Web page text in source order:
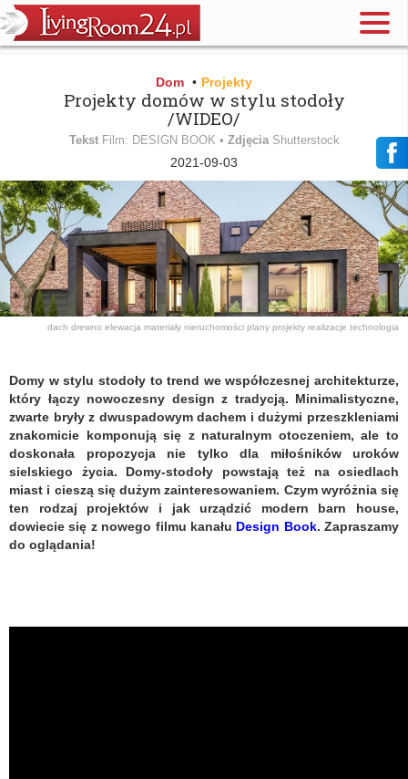
Dom • Projekty
Projekty domów w stylu stodoły
/WIDEO/
Tekst Film: DESIGN BOOK • Zdjęcia Shutterstock
2021-09-03
dach drewno elewacja materiały nieruchomości plany projekty realizacje technologia
Domy w stylu stodoły to trend we współczesnej architekturze,
który łączy nowoczesny design z tradycją. Minimalistyczne,
zwarte bryły z dwuspadowym dachem i dużymi przeszkleniami
znakomicie komponują się z naturalnym otoczeniem, ale to
doskonała propozycja nie tylko dla miłośników uroków
sielskiego życia. Domy-stodoły powstają też na osiedlach
miast i cieszą się dużym zainteresowaniem. Czym wyróżnia się
ten rodzaj projektów i jak urządzić modern barn house,
dowiecie się z nowego filmu kanału Design Book. Zapraszamy
do oglądania!